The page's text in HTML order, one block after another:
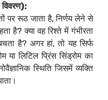
पर रूठ जाता है, निर्णय लेने से
है? क्या वह रिश्ते में गंभीरता
है? अगर हां, तो यह सिर्फ
या लिटिल प्रिंस सिंड्रोम का
स्थिति जिसमें व्यक्ति